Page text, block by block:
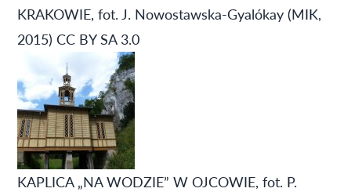
KRAKOWIE, fot. J. Nowostawska-Gyalókay (MIK,
2015) CC BY SA 3.0
KAPLICA „NA WODZIE” W OJCOWIE, fot. P.